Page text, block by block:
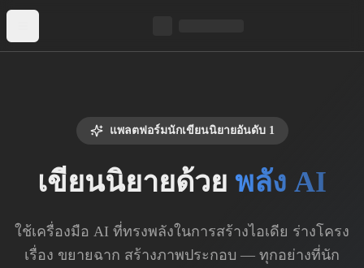
แพลตฟอร์มนักเขียนนิยายอันดับ 1
เขียนนิยายด้วย พลัง AI
ใช้เครื่องมือ AI ที่ทรงพลังในการสร้างไอเดีย ร่างโครง
เรื่อง ขยายฉาก สร้างภาพประกอบ — ทุกอย่างที่นัก